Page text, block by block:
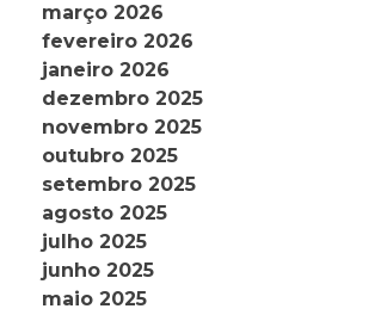
março 2026
fevereiro 2026
janeiro 2026
dezembro 2025
novembro 2025
outubro 2025
setembro 2025
agosto 2025
julho 2025
junho 2025
maio 2025